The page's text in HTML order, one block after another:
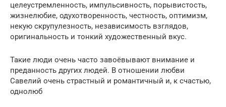
целеустремленность, импульсивность, порывистость,
жизнелюбие, одухотворенность, честность, оптимизм,
некую скрупулезность, независимость взглядов,
оригинальность и тонкий художественный вкус.
Такие люди очень часто завоёвывают внимание и
преданность других людей. В отношении любви
Савелий очень страстный и романтичный и, к счастью,
однолюб